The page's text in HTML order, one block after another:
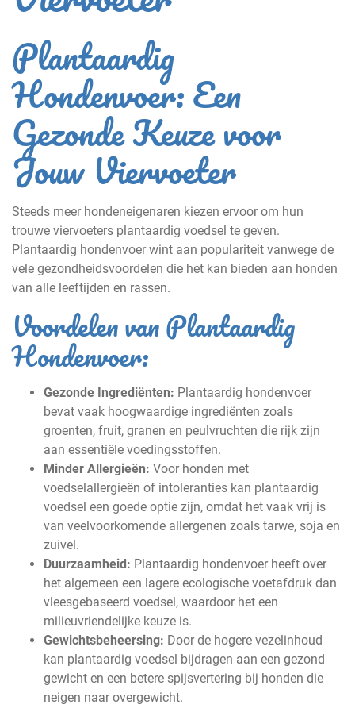
Plantaardig
Hondenvoer: Een
Gezonde Keuze voor
Jouw Viervoeter
Steeds meer hondeneigenaren kiezen ervoor om hun
trouwe viervoeters plantaardig voedsel te geven.
Plantaardig hondenvoer wint aan populariteit vanwege de
vele gezondheidsvoordelen die het kan bieden aan honden
van alle leeftijden en rassen.
Voordelen van Plantaardig
Hondenvoer:
Gezonde Ingrediënten: Plantaardig hondenvoer
bevat vaak hoogwaardige ingrediënten zoals
groenten, fruit, granen en peulvruchten die rijk zijn
aan essentiële voedingsstoffen.
Minder Allergieën: Voor honden met
voedselallergieën of intoleranties kan plantaardig
voedsel een goede optie zijn, omdat het vaak vrij is
van veelvoorkomende allergenen zoals tarwe, soja en
zuivel.
Duurzaamheid: Plantaardig hondenvoer heeft over
het algemeen een lagere ecologische voetafdruk dan
vleesgebaseerd voedsel, waardoor het een
milieuvriendelijke keuze is.
Gewichtsbeheersing: Door de hogere vezelinhoud
kan plantaardig voedsel bijdragen aan een gezond
gewicht en een betere spijsvertering bij honden die
neigen naar overgewicht.